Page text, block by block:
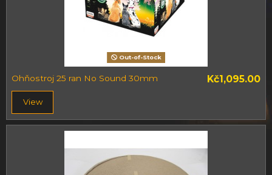
Out-of-Stock
Ohňostroj 25 ran No Sound 30mm Kč1,095.00
View